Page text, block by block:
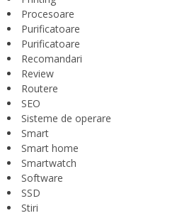
Procesoare
Purificatoare
Purificatoare
Recomandari
Review
Routere
SEO
Sisteme de operare
Smart
Smart home
Smartwatch
Software
SSD
Stiri